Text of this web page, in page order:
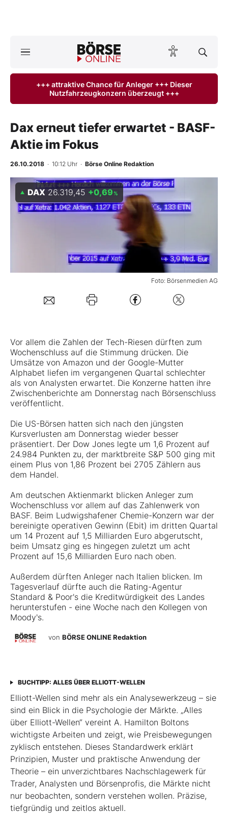
ktuelle Ausgabe BÖRSE ONLINE lesen
Finanz-Check
BO-Musterdepots
Kontakt
+++ attraktive Chance für Anleger +++ Dieser
Nutzfahrzeugkonzern überzeugt +++
Dax erneut tiefer erwartet - BASF-
Aktie im Fokus
26.10.2018 · 10:12 Uhr · Börse Online Redaktion
Foto: Börsenmedien AG
DAX 26.319,45 +0,69 %
Vor allem die Zahlen der Tech-Riesen dürften zum
Wochenschluss auf die Stimmung drücken. Die
Umsätze von Amazon und der Google-Mutter
Alphabet liefen im vergangenen Quartal schlechter
als von Analysten erwartet. Die Konzerne hatten ihre
Zwischenberichte am Donnerstag nach Börsenschluss
veröffentlicht.
Die US-Börsen hatten sich nach den jüngsten
Kursverlusten am Donnerstag wieder besser
präsentiert. Der Dow Jones legte um 1,6 Prozent auf
24.984 Punkten zu, der marktbreite S&P 500 ging mit
einem Plus von 1,86 Prozent bei 2705 Zählern aus
dem Handel.
Am deutschen Aktienmarkt blicken Anleger zum
Wochenschluss vor allem auf das Zahlenwerk von
BASF. Beim Ludwigshafener Chemie-Konzern war der
bereinigte operativen Gewinn (Ebit) im dritten Quartal
um 14 Prozent auf 1,5 Milliarden Euro abgerutscht,
beim Umsatz ging es hingegen zuletzt um acht
Prozent auf 15,6 Milliarden Euro nach oben.
Außerdem dürften Anleger nach Italien blicken. Im
Tagesverlauf dürfte auch die Rating-Agentur
Standard & Poor's die Kreditwürdigkeit des Landes
herunterstufen - eine Woche nach den Kollegen von
Moody's.
von BÖRSE ONLINE Redaktion
BUCHTIPP: ALLES ÜBER ELLIOTT-WELLEN
Elliott-Wellen sind mehr als ein Analysewerkzeug – sie
sind ein Blick in die Psychologie der Märkte. „Alles
über Elliott-Wellen“ vereint A. Hamilton Boltons
wichtigste Arbeiten und zeigt, wie Preisbewegungen
zyklisch entstehen. Dieses Standardwerk erklärt
Prinzipien, Muster und praktische Anwendung der
Theorie – ein unverzichtbares Nachschlagewerk für
Trader, Analysten und Börsenprofis, die Märkte nicht
nur beobachten, sondern verstehen wollen. Präzise,
tiefgründig und zeitlos aktuell.